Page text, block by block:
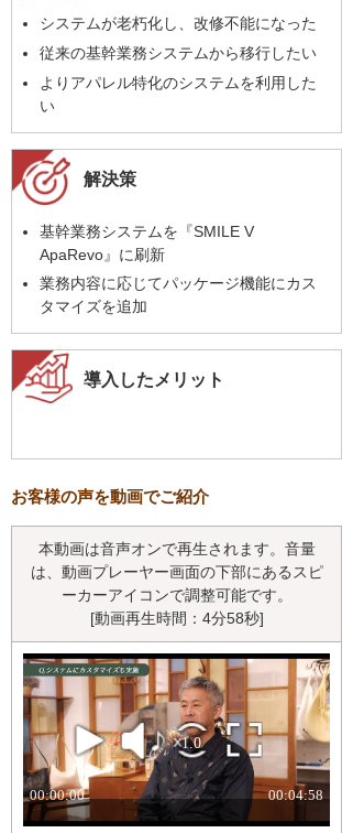
システムが老朽化し、改修不能になった
従来の基幹業務システムから移行したい
よりアパレル特化のシステムを利用した
い
解決策
基幹業務システムを『SMILE V
ApaRevo』に刷新
業務内容に応じてパッケージ機能にカス
タマイズを追加
導入したメリット
お客様の声を動画でご紹介
本動画は音声オンで再生されます。音量
は、動画プレーヤー画面の下部にあるスピ
ーカーアイコンで調整可能です。
[動画再生時間：4分58秒]